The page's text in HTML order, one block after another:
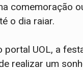
comemoração
o dia raiar.
UOL, a
realizar um